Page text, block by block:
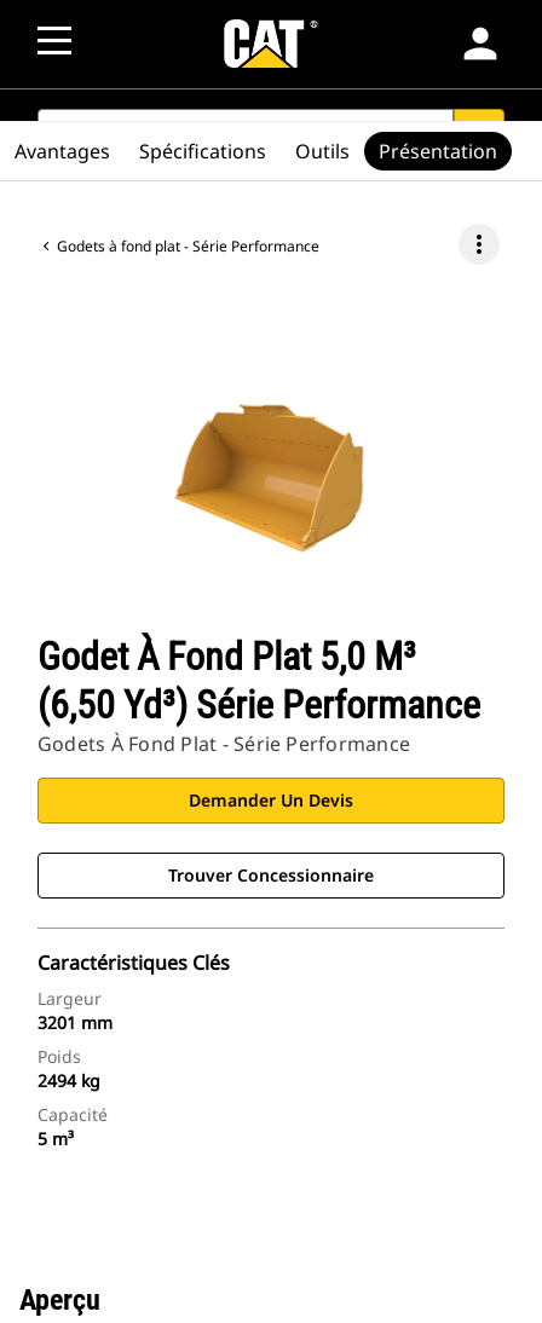
person
SEARCH search
Godets à fond plat - Série Performance more_vert
Godet À Fond Plat 5,0 M³
(6,50 Yd³) Série Performance
Godets À Fond Plat - Série Performance
Demander Un Devis
Trouver Concessionnaire
Caractéristiques Clés
Largeur
3201 mm
Poids
2494 kg
Capacité
5 m³
Avantages Spécifications Outils Présentation
Aperçu